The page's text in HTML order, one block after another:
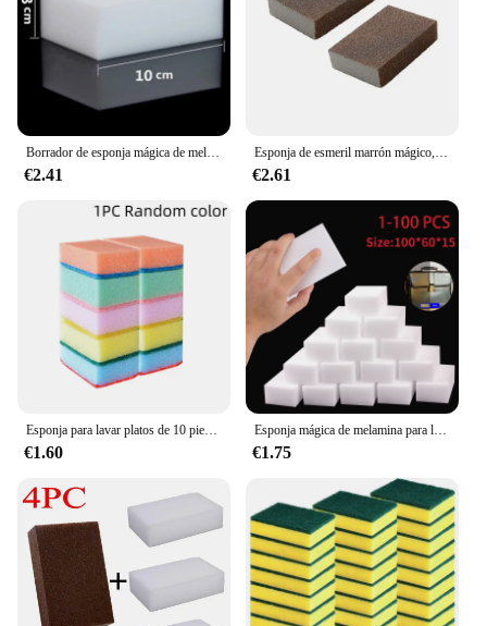
Borrador de esponja mágica de melamina blanca, herramientas de limpieza para cocina, oficina y baño, 100x70x30mm
€2.41
Esponja de esmeril marrón mágico, cepillo para lavar platos, borrador de olla, elimina el óxido, accesorio de limpieza, Herramientas de limpieza, 2 piezas/4 piezas, 10x7x2,5 cm
€2.61
Esponja para lavar platos de 10 piezas, cepillo de esponja para cocina, limpieza mágica, olla para frotar, elimina manchas focales de óxido, Kit de cepillo de limpieza, esponjas
€1.60
Esponja mágica de melamina para limpieza del hogar, borrador de alta densidad, esponjas de limpieza para cocina, 1-100 piezas, 100x60x20mm
€1.75